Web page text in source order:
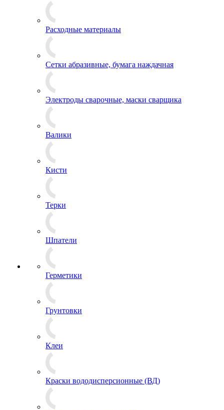
Расходные материалы
Сетки абразивные, бумага наждачная
Электроды сварочные, маски сварщика
Валики
Кисти
Терки
Шпатели
Герметики
Грунтовки
Клеи
Краски вододисперсионные (ВД)